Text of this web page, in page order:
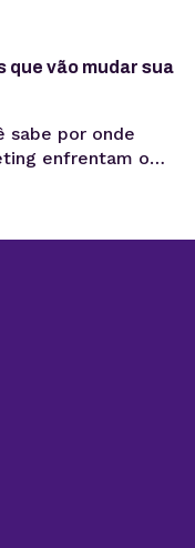
que vão mudar sua
sabe por onde
enfrentam o
e ainda
sua...